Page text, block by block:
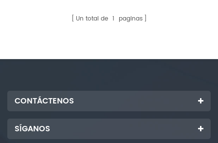
configurar el parámetro a
automáticamente
Un total de 1 paginas
CONTÁCTENOS
SÍGANOS